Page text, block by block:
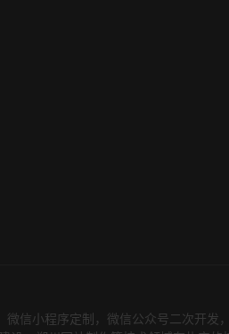
信小程序定制，微信公众号二次开发